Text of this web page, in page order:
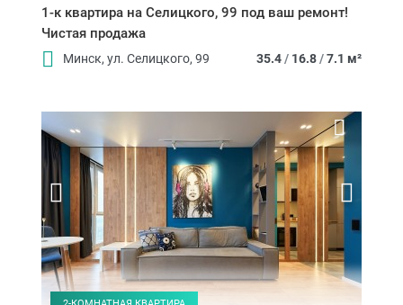
1-к квартира на Селицкого, 99 под ваш ремонт!
Чистая продажа
Минск, ул. Селицкого, 99 35.4/ 16.8/7.1 м²